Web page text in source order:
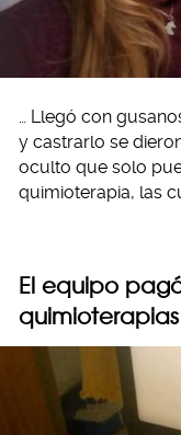
… Llegó con
y castrarlo se
oculto que solo
quimioterapia, las
El equipo